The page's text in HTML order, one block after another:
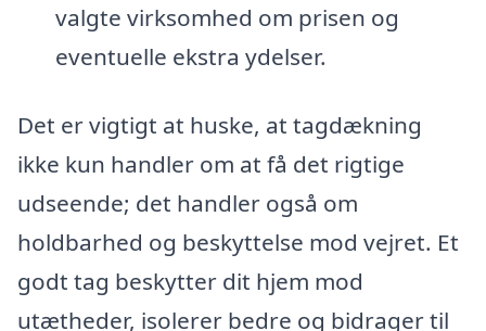
valgte virksomhed om prisen og
eventuelle ekstra ydelser.
Det er vigtigt at huske, at tagdækning
ikke kun handler om at få det rigtige
udseende; det handler også om
holdbarhed og beskyttelse mod vejret. Et
godt tag beskytter dit hjem mod
utætheder, isolerer bedre og bidrager til